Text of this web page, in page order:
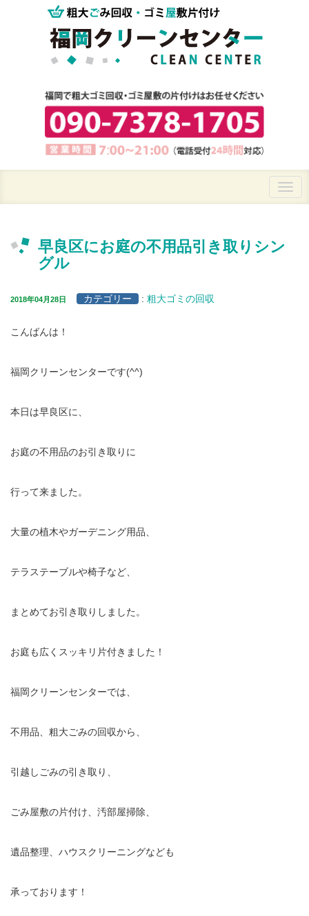
早良区にお庭の不用品引き取りシン
グル
2018年04月28日 カテゴリー : 粗大ゴミの回収
こんばんは！
福岡クリーンセンターです(^^)
本日は早良区に、
お庭の不用品のお引き取りに
行って来ました。
大量の植木やガーデニング用品、
テラステーブルや椅子など、
まとめてお引き取りしました。
お庭も広くスッキリ片付きました！
福岡クリーンセンターでは、
不用品、粗大ごみの回収から、
引越しごみの引き取り、
ごみ屋敷の片付け、汚部屋掃除、
遺品整理、ハウスクリーニングなども
承っております！